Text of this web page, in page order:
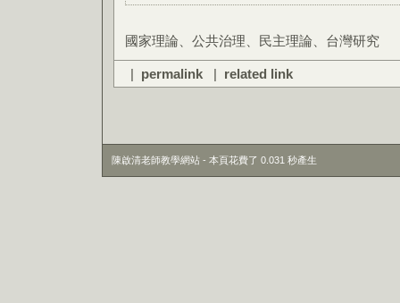
國家理論、公共治理、民主理論、台灣研究
| permalink | related link
陳啟清老師教學網站 - 本頁花費了 0.031 秒產生